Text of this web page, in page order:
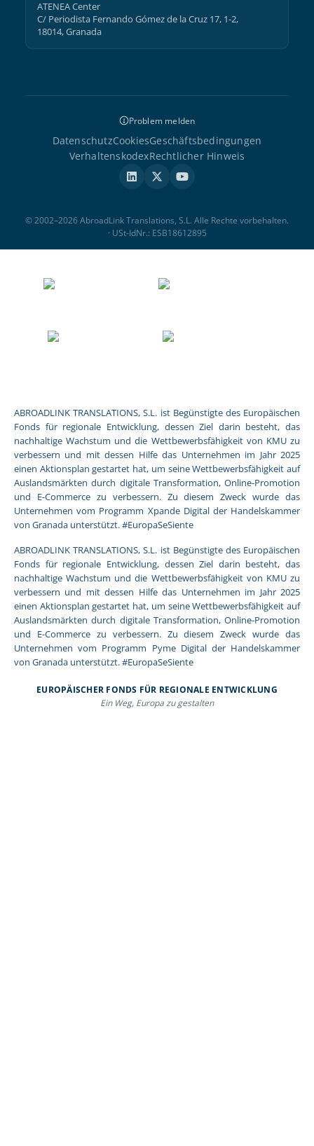
ATENEA Center
C/ Periodista Fernando Gómez de la Cruz 17, 1-2,
18014, Granada
Problem melden
DatenschutzCookiesGeschäftsbedingungen
VerhaltenskodexRechtlicher Hinweis
© 2002–2026 AbroadLink Translations, S.L. Alle Rechte vorbehalten.
· USt-IdNr.: ESB18612895
ABROADLINK TRANSLATIONS, S.L. ist Begünstigte des Europäischen
Fonds für regionale Entwicklung, dessen Ziel darin besteht, das
nachhaltige Wachstum und die Wettbewerbsfähigkeit von KMU zu
verbessern und mit dessen Hilfe das Unternehmen im Jahr 2025
einen Aktionsplan gestartet hat, um seine Wettbewerbsfähigkeit auf
Auslandsmärkten durch digitale Transformation, Online-Promotion
und E-Commerce zu verbessern. Zu diesem Zweck wurde das
Unternehmen vom Programm Xpande Digital der Handelskammer
von Granada unterstützt. #EuropaSeSiente
ABROADLINK TRANSLATIONS, S.L. ist Begünstigte des Europäischen
Fonds für regionale Entwicklung, dessen Ziel darin besteht, das
nachhaltige Wachstum und die Wettbewerbsfähigkeit von KMU zu
verbessern und mit dessen Hilfe das Unternehmen im Jahr 2025
einen Aktionsplan gestartet hat, um seine Wettbewerbsfähigkeit auf
Auslandsmärkten durch digitale Transformation, Online-Promotion
und E-Commerce zu verbessern. Zu diesem Zweck wurde das
Unternehmen vom Programm Pyme Digital der Handelskammer
von Granada unterstützt. #EuropaSeSiente
EUROPÄISCHER FONDS FÜR REGIONALE ENTWICKLUNG
Ein Weg, Europa zu gestalten